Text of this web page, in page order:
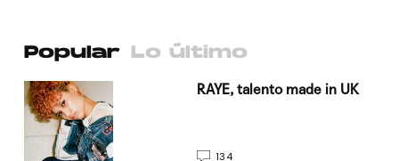
Popular Lo último
RAYE, talento made in UK
134